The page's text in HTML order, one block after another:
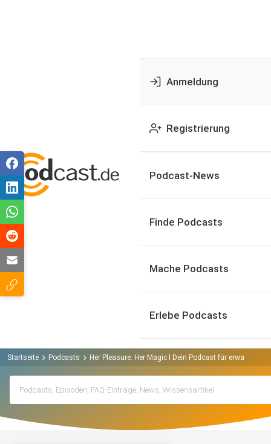
Anmeldung
Registrierung
Podcast-News
Finde Podcasts
Mache Podcasts
Erlebe Podcasts
Startseite Podcasts Her Pleasure. Her Magic I Dein Podcast für erwachte